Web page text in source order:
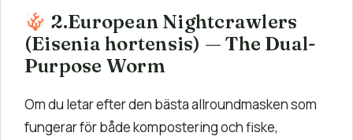
2.European Nightcrawlers
(Eisenia hortensis) — The Dual-
Purpose Worm
Om du letar efter den bästa allroundmasken som
fungerar för både kompostering och fiske,